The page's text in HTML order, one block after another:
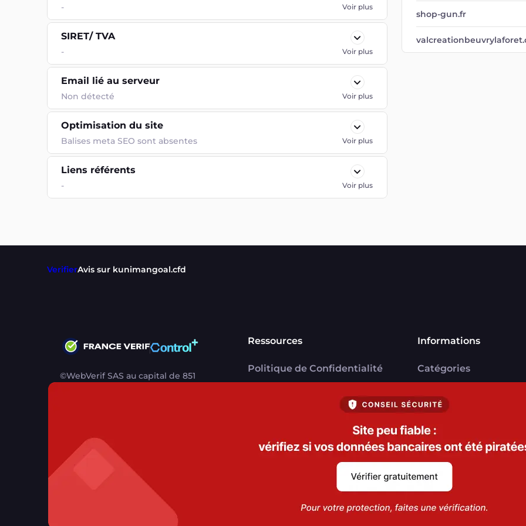
- Voir plus
SIRET/ TVA
- Voir plus
Email lié au serveur
Non détecté Voir plus
Optimisation du site
Balises meta SEO sont absentes Voir plus
Liens référents
- Voir plus
shop-gun.fr
VerifierAvis sur kunimangoal.cfd
©WebVerif SAS au capital de 851
Ressources
Politique de Confidentialité
CGU FranceVerif+
Informations
Catégories
Signaler une arnaque
Blog
Contact support utilisateurs